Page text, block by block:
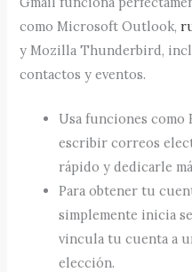
como Microsoft Outlook,
y Mozilla Thunderbird,
contactos y eventos.
Usa funciones como
escribir correos
rápido y dedicarle
Para obtener tu
simplemente inicia
vincula tu cuenta a
elección.